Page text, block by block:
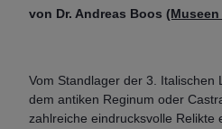
von Dr. Andreas Boos
Vom Standlager der 3. Italischen
dem antiken Reginum oder
zahlreiche eindrucksvolle Relikte